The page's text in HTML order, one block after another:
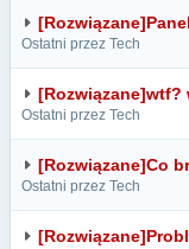
Ostatni przez Tech
[Rozwiązane]wtf?
Ostatni przez Tech
[Rozwiązane]Co
Ostatni przez Tech